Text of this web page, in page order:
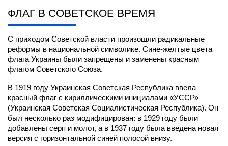
ФЛАГ В СОВЕТСКОЕ ВРЕМЯ
С приходом Советской власти произошли радикальные
реформы в национальной символике. Сине-желтые цвета
флага Украины были запрещены и заменены красным
флагом Советского Союза.
В 1919 году Украинская Советская Республика ввела
красный флаг с кириллическими инициалами «УССР»
(Украинская Советская Социалистическая Республика). Он
был несколько раз модифицирован: в 1929 году были
добавлены серп и молот, а в 1937 году была введена новая
версия с горизонтальной синей полосой внизу.